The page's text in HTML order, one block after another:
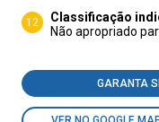
12
Classificação
Não apropriado
GARANTA